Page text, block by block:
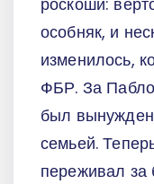
особняк, и
изменилось,
ФБР. За
был вынужден
семьей.
переживал за